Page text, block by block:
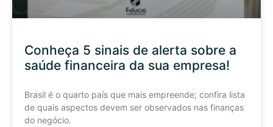
Conheça 5 sinais de alerta sobre a
saúde financeira da sua empresa!
Brasil é o quarto país que mais empreende; confira lista
de quais aspectos devem ser observados nas finanças
do negócio.